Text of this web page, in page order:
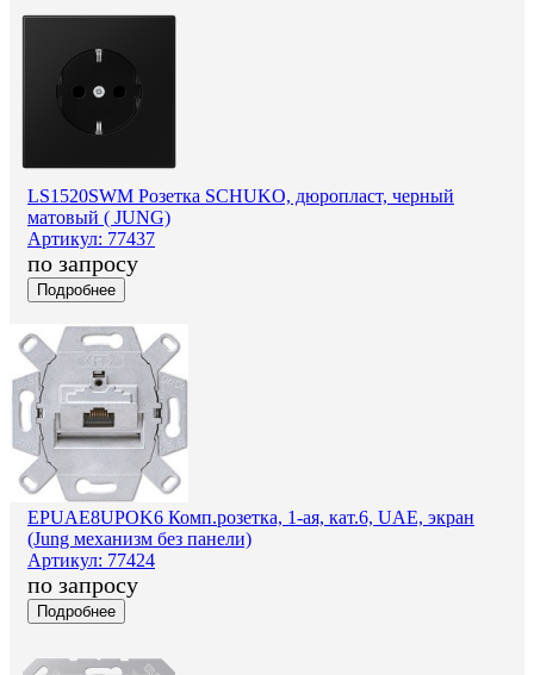
LS1520SWM Розетка SCHUKO, дюропласт, черный
матовый ( JUNG)
Артикул: 77437
по запросу
Подробнее
EPUAE8UPOK6 Комп.розетка, 1-ая, кат.6, UAE, экран
(Jung механизм без панели)
Артикул: 77424
по запросу
Подробнее